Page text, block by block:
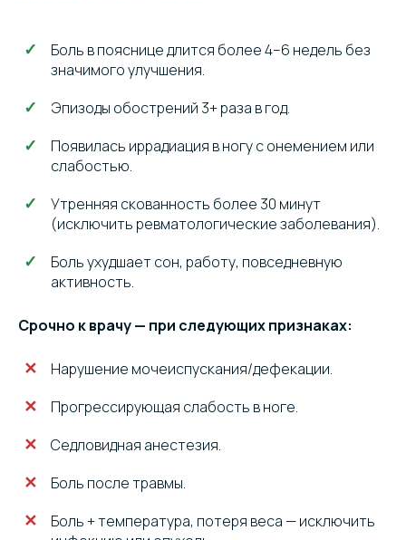
Боль в пояснице длится более 4–6 недель без
значимого улучшения.
Эпизоды обострений 3+ раза в год.
Появилась иррадиация в ногу с онемением или
слабостью.
Утренняя скованность более 30 минут
(исключить ревматологические заболевания).
Боль ухудшает сон, работу, повседневную
активность.
Срочно к врачу — при следующих признаках:
Нарушение мочеиспускания/дефекации.
Прогрессирующая слабость в ноге.
Седловидная анестезия.
Боль после травмы.
Боль + температура, потеря веса — исключить